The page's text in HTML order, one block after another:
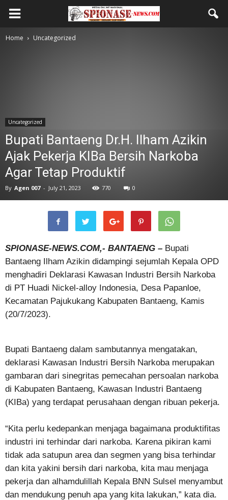
Home Uncategorized
Uncategorized
Bupati Bantaeng Dr.H. Ilham Azikin
Ajak Pekerja KIBa Bersih Narkoba
Agar Tetap Produktif
By Agen 007 - July 21, 2023 770 0
SPIONASE-NEWS.COM,- BANTAENG – Bupati
Bantaeng Ilham Azikin didampingi sejumlah Kepala OPD
menghadiri Deklarasi Kawasan Industri Bersih Narkoba
di PT Huadi Nickel-alloy Indonesia, Desa Papanloe,
Kecamatan Pajukukang Kabupaten Bantaeng, Kamis
(20/7/2023).
Bupati Bantaeng dalam sambutannya mengatakan,
deklarasi Kawasan Industri Bersih Narkoba merupakan
gambaran dari sinegritas pemecahan persoalan narkoba
di Kabupaten Bantaeng, Kawasan Industri Bantaeng
(KIBa) yang terdapat perusahaan dengan ribuan pekerja.
“Kita perlu kedepankan menjaga bagaimana produktifitas
industri ini terhindar dari narkoba. Karena pikiran kami
tidak ada satupun area dan segmen yang bisa terhindar
dan kita yakini bersih dari narkoba, kita mau menjaga
pekerja dan alhamdulillah Kepala BNN Sulsel menyambut
dan mendukung penuh apa yang kita lakukan,” kata dia.